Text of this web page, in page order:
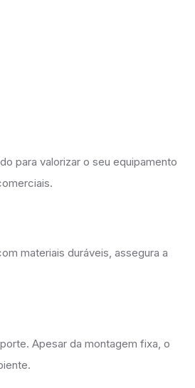
para valorizar o seu equipamento
materiais duráveis, assegura a
Apesar da montagem fixa, o